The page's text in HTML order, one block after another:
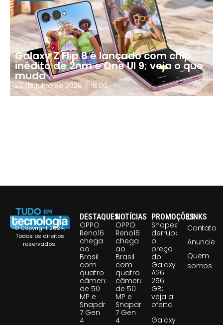
Galaxy Z Flip 8 é lançado com chip
inédito de 2nm e One UI 9; veja o que
muda
22 de julho de 2026 18:06
© Copyright 2024,
Todos os direitos
reservados.
DESTAQUES
OPPO
Reno16
chega
ao
Brasil
com
quatro
câmeras
de 50
MP e
Snapdragon
7 Gen
4
NOTÍCIAS
OPPO
Reno16
chega
ao
Brasil
com
quatro
câmeras
de 50
MP e
Snapdragon
7 Gen
4
PROMOÇÕES
Shopee
derruba
o
preço
do
Galaxy
A26
256
GB;
veja a
oferta
Galaxy
LINKS
Contato
Anuncie
Quem
somos